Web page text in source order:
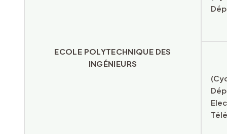
ECOLE POLYTECHNIQUE DES
INGÉNIEURS